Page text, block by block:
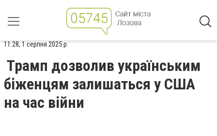
11:28, 1 серпня 2025 р.
Трамп дозволив українським
біженцям залишаться у США
на час війни